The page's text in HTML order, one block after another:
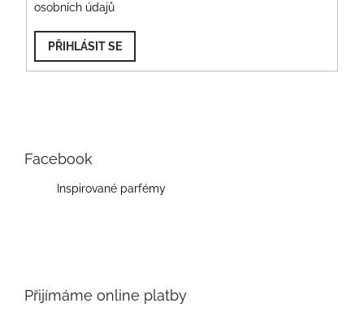
osobních údajů
PŘIHLÁSIT SE
Facebook
Inspirované parfémy
Přijímáme online platby